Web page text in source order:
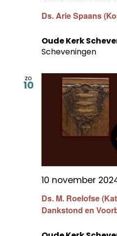
Ds. Arie Spaans
Oude Kerk
Scheveningen
zo
10
Ds. M. Roelofse
Dankstond en
10 november